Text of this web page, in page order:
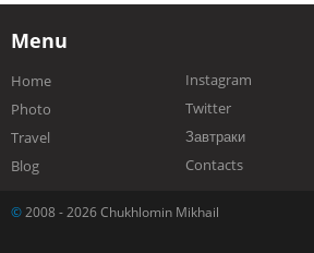
Menu
Home
Photo
Travel
Blog
Instagram
Twitter
Завтраки
Contacts
© 2008 - 2026 Chukhlomin Mikhail